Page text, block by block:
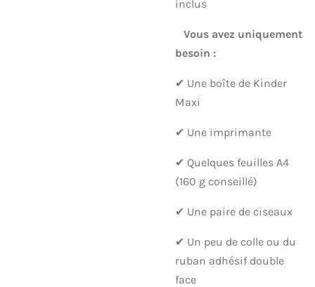
inclus
Vous avez uniquement
besoin :
✔ Une boîte de Kinder
Maxi
✔ Une imprimante
✔ Quelques feuilles A4
(160 g conseillé)
✔ Une paire de ciseaux
✔ Un peu de colle ou du
ruban adhésif double
face